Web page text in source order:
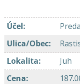
Účel:
Ulica/Obec:
Lokalita:
Juh
Cena: